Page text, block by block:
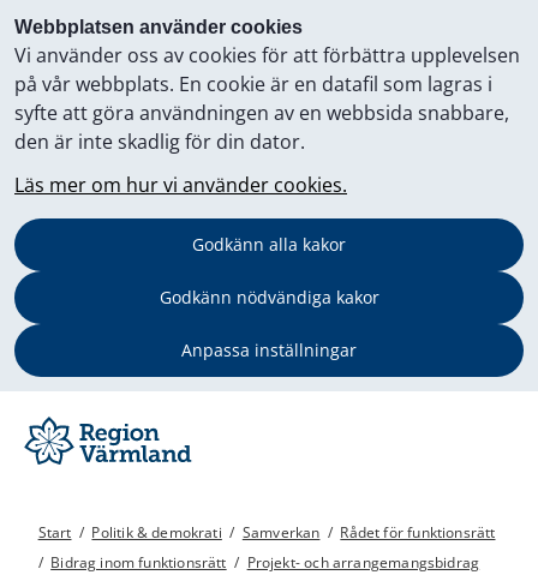
Webbplatsen använder cookies
Vi använder oss av cookies för att förbättra upplevelsen
på vår webbplats. En cookie är en datafil som lagras i
syfte att göra användningen av en webbsida snabbare,
den är inte skadlig för din dator.
Läs mer om hur vi använder cookies.
Godkänn alla kakor
Godkänn nödvändiga kakor
Anpassa inställningar
Start / Politik & demokrati / Samverkan / Rådet för funktionsrätt
/ Bidrag inom funktionsrätt / Projekt- och arrangemangsbidrag